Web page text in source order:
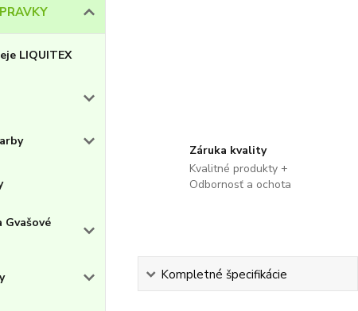
LIQUITEX
Gvašové
Záruka kvality
Kvalitné produkty +
Odbornosť a ochota
Kompletné špecifikácie